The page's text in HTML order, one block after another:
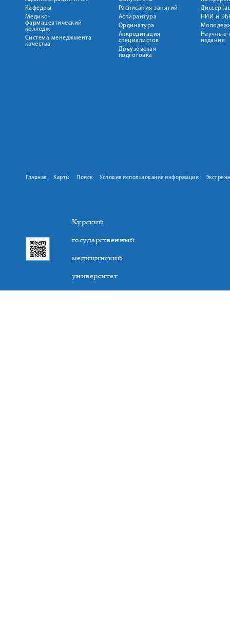
Кафедры
Медико-
фармацевтический
колледж
Система менеджмента
качества
Расписания занятий
Аспирантура
Ординатура
Аккредитация
специалистов
Довузовская
подготовка
НИИ и
Научные
издания
Главная Карты Поиск Условия использования информации
Курский
государственный
медицинский
университет